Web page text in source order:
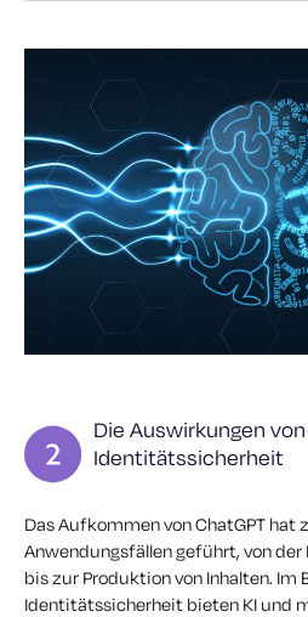
Die Auswirkungen
Identitätssicherheit
Das Aufkommen von ChatGPT hat
Anwendungsfällen geführt, von der
bis zur Produktion von Inhalten. Im
Identitätssicherheit bieten KI und